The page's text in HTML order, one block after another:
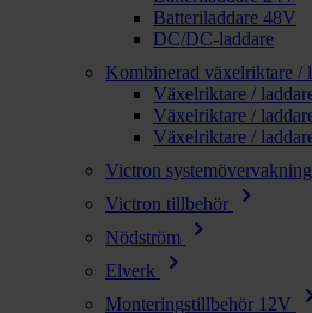
Batteriladdare 48V
DC/DC-laddare
Kombinerad växelriktare /
Växelriktare /
Växelriktare /
Växelriktare /
Victron systemövervakning
Victron tillbehör chevron_right
Nödström chevron_right
Elverk chevron_right
Monteringstillbehör 12V